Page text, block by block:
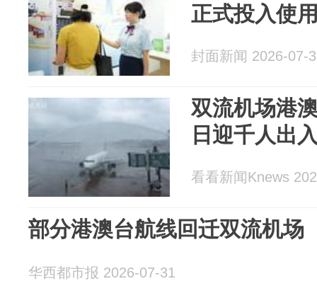
正式投入使
封面新闻 2026-07-
双流机场港
日迎千人出
看看新闻Knews
部分港澳台航线回迁双流机场
华西都市报 2026-07-31